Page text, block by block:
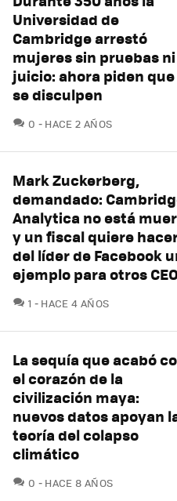
Universidad de
Cambridge arrestó
mujeres sin pruebas ni
juicio: ahora piden que
se disculpen
0 COMENTARIOS
HACE 2 AÑOS
Mark Zuckerberg,
demandado:
Analytica no está
y un fiscal quiere
del líder de Facebook
ejemplo para otros CEO
1 COMENTARIOS
HACE 4 AÑOS
La sequía que acabó
el corazón de la
civilización maya:
nuevos datos apoyan
teoría del colapso
climático
0 COMENTARIOS
HACE 8 AÑOS